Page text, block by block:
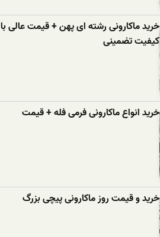
خرید ماکارونی رشته ای پهن + قیمت عالی با
کیفیت تضمینی
خرید انواع ماکارونی فرمی فله + قیمت
خرید و قیمت روز ماکارونی پیچی بزرگ